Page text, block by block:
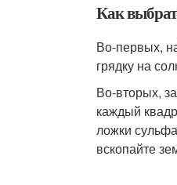
Как
Во-первых,
грядку на
Во-вторых,
каждый
ложки
вскопайте